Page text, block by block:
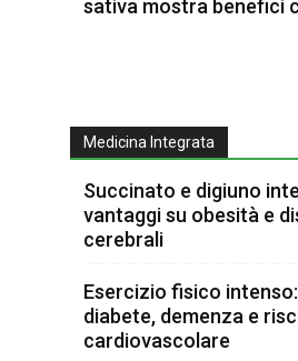
sativa mostra benefici
Medicina Integrata
Succinato e digiuno
vantaggi su obesità e
cerebrali
Esercizio fisico
diabete, demenza e
cardiovascolare